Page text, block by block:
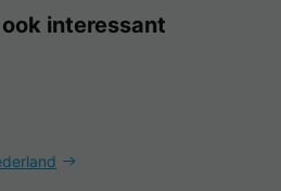
interessant